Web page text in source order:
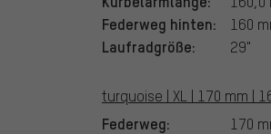
Federweg hinten: 160
Laufradgröße: 29"
turquoise | XL | 170 mm |
Federweg: 170